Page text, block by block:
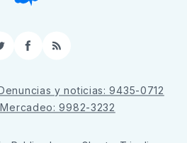
Facebook
RSS
y noticias: 9435-0712
9982-3232